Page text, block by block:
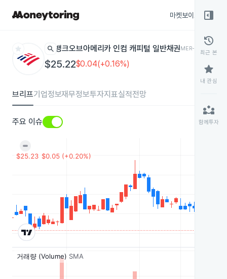
마켓보이스
star search 뱅크오브아메리카 인컴 캐피털 일반채권MER-K 뉴욕거래소
$25.22$0.04(+0.16%)
브리프기업정보재무정보투자지표실적전망
주요 이슈
right_panel_open
history
최근 본
star
내 관심
partner_exchange
함께투자